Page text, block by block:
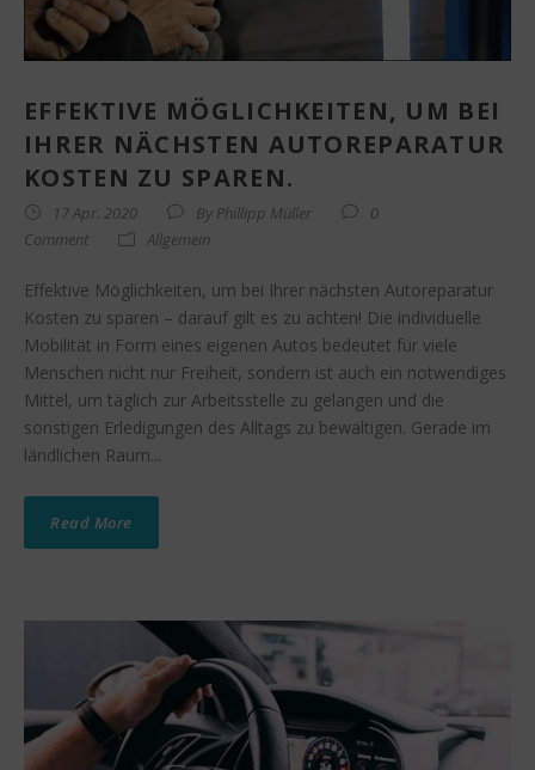
EFFEKTIVE MÖGLICHKEITEN, UM BEI
IHRER NÄCHSTEN AUTOREPARATUR
KOSTEN ZU SPAREN.
17 Apr. 2020 By Phillipp Müller
0
Comment
Allgemein
Effektive Möglichkeiten, um bei Ihrer nächsten Autoreparatur
Kosten zu sparen – darauf gilt es zu achten! Die individuelle
Mobilität in Form eines eigenen Autos bedeutet für viele
Menschen nicht nur Freiheit, sondern ist auch ein notwendiges
Mittel, um täglich zur Arbeitsstelle zu gelangen und die
sonstigen Erledigungen des Alltags zu bewältigen. Gerade im
ländlichen Raum...
Read More